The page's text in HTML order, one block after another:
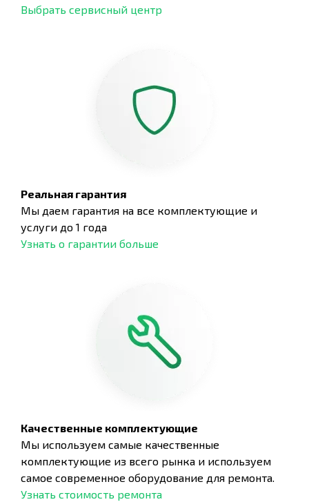
Выбрать сервисный центр
Реальная гарантия
Мы даем гарантия на все комплектующие и
услуги до 1 года
Узнать о гарантии больше
Качественные комплектующие
Мы используем самые качественные
комплектующие из всего рынка и используем
самое современное оборудование для ремонта.
Узнать стоимость ремонта